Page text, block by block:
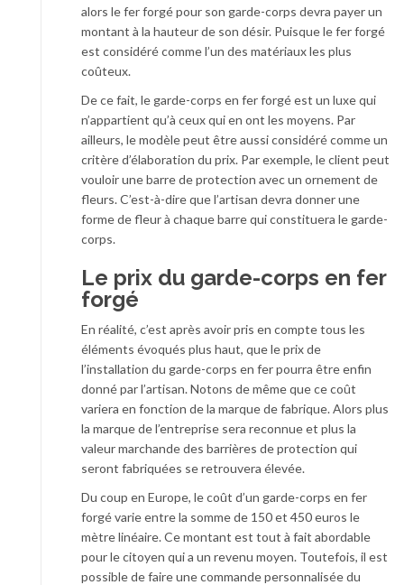
alors le fer forgé pour son garde-corps devra payer un
montant à la hauteur de son désir. Puisque le fer forgé
est considéré comme l’un des matériaux les plus
coûteux.
De ce fait, le garde-corps en fer forgé est un luxe qui
n’appartient qu’à ceux qui en ont les moyens. Par
ailleurs, le modèle peut être aussi considéré comme un
critère d’élaboration du prix. Par exemple, le client peut
vouloir une barre de protection avec un ornement de
fleurs. C’est-à-dire que l’artisan devra donner une
forme de fleur à chaque barre qui constituera le garde-
corps.
Le prix du garde-corps en fer
forgé
En réalité, c’est après avoir pris en compte tous les
éléments évoqués plus haut, que le prix de
l’installation du garde-corps en fer pourra être enfin
donné par l’artisan. Notons de même que ce coût
variera en fonction de la marque de fabrique. Alors plus
la marque de l’entreprise sera reconnue et plus la
valeur marchande des barrières de protection qui
seront fabriquées se retrouvera élevée.
Du coup en Europe, le coût d’un garde-corps en fer
forgé varie entre la somme de 150 et 450 euros le
mètre linéaire. Ce montant est tout à fait abordable
pour le citoyen qui a un revenu moyen. Toutefois, il est
possible de faire une commande personnalisée du